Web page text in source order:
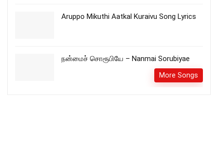
Aruppo Mikuthi Aatkal Kuraivu Song Lyrics
நன்மைச் சொரூபியே – Nanmai Sorubiyae
More Songs